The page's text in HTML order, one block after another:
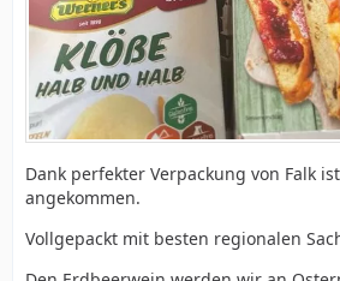
Dank perfekter Verpackung von Falk
angekommen.
Vollgepackt mit besten regionalen